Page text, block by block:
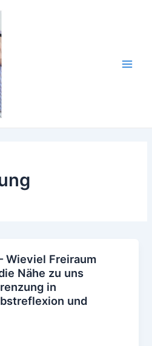
Wieviel Freiraum
Nähe zu uns
in
und